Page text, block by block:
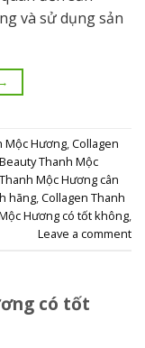
và sử dụng sản
→
Mộc Hương,Collagen
Thanh Mộc
Mộc Hương cân
hãng,Collagen Thanh
Hương có tốt không,
Leave a comment
có tốt